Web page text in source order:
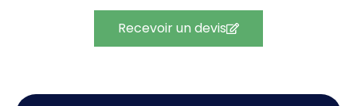
Recevoir un devis